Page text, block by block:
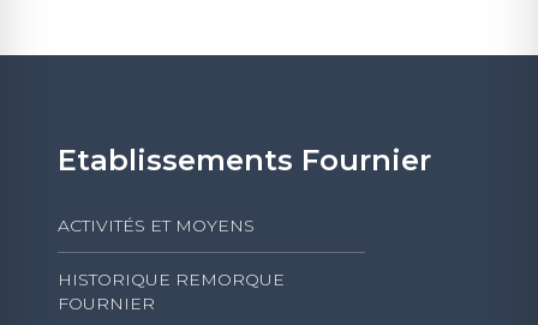
Etablissements Fournier
ACTIVITÉS ET MOYENS
HISTORIQUE REMORQUE
FOURNIER